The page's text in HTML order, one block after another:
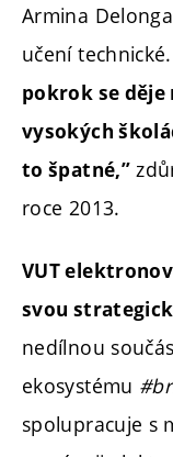
Armina
učení technické.
pokrok se děje
vysokých
to špatné,”
roce 2013.
VUT
svou
nedílnou
ekosystému
spolupracuje s